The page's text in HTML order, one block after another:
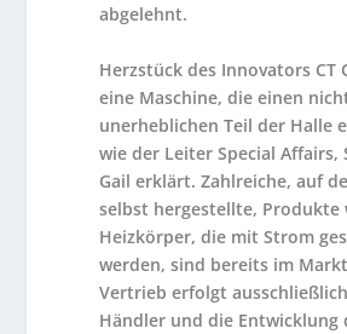
abgelehnt.
Herzstück des Innovators CT
eine Maschine, die einen
unerheblichen Teil der Halle
wie der Leiter Special Affairs,
Gail erklärt. Zahlreiche, auf
selbst hergestellte, Produkte
Heizkörper, die mit Strom
werden, sind bereits im
Vertrieb erfolgt
Händler und die Entwicklung